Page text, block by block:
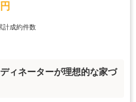
計成約件数
ィネーターが理想的な家づ